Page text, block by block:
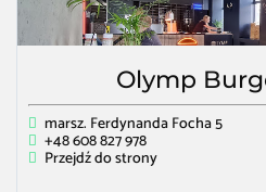
Olymp
marsz. Ferdynanda Focha 5
+48 608 827 978
Przejdź do strony